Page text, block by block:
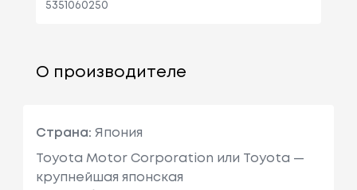
5351060250
О производителе
Страна: Япония
Toyota Motor Corporation или Toyota —
крупнейшая японская